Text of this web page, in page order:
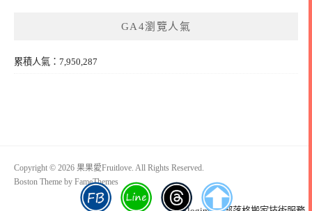
GA4瀏覽人氣
累積人氣：7,950,287
Copyright © 2026 果果愛Fruitlove. All Rights Reserved.
Boston Theme by FameThemes